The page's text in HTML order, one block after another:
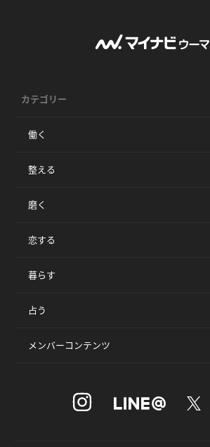
カテゴリー
働く
整える
磨く
恋する
暮らす
占う
メンバーコンテンツ